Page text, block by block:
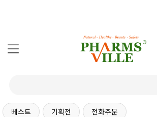
베스트 기획전 전화주문